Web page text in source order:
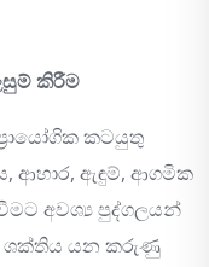
කිරීම
කටයුතු
ආහාර, ඇඳුම්, ආගමික
අවශ්‍ය පුද්ගලයන්
ශක්තිය යන කරුණු